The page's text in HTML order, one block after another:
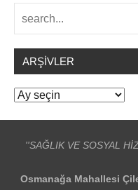
ARŞIVLER
Arşivler
''SAĞLIK VE SOSYAL
Osmanağa Mahallesi